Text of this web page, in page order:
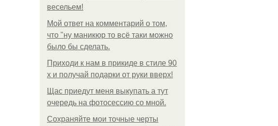
весельем!
Мой ответ на комментарий о том,
что "ну маникюр то всё таки можно
было бы сделать.
Приходи к нам в прикиде в стиле 90
х и получай подарки от руки вверх!
Щас приедут меня выкупать а тут
очередь на фотосессию со мной.
Сохраняйте мои точные черты